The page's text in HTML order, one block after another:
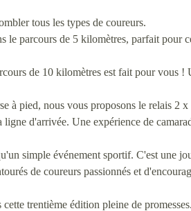
tous les types de coureurs.
le parcours de 5 kilomètres, parfait pour
de 10 kilomètres est fait pour vous
à pied, nous vous proposons le relais
d'arrivée. Une expérience de
simple événement sportif. C'est une
de coureurs passionnés et
trentième édition pleine de